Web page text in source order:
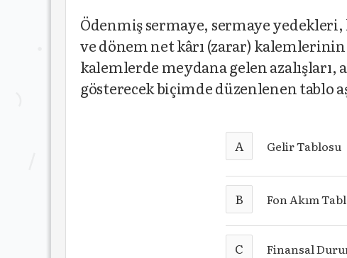
Ödenmiş sermaye, sermaye
ve dönem net kârı (zarar)
kalemlerde meydana gelen azalışları,
gösterecek biçimde düzenlenen tablo
A Gelir Tablosu
B Fon Akım
C Finansal